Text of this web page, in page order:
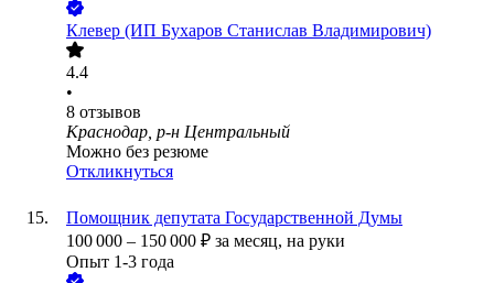
Клевер (ИП Бухаров Станислав Владимирович)
4.4
•
8 отзывов
Краснодар, р-н Центральный
Можно без резюме
Откликнуться
Помощник депутата Государственной Думы
100 000 – 150 000 ₽ за месяц, на руки
Опыт 1-3 года